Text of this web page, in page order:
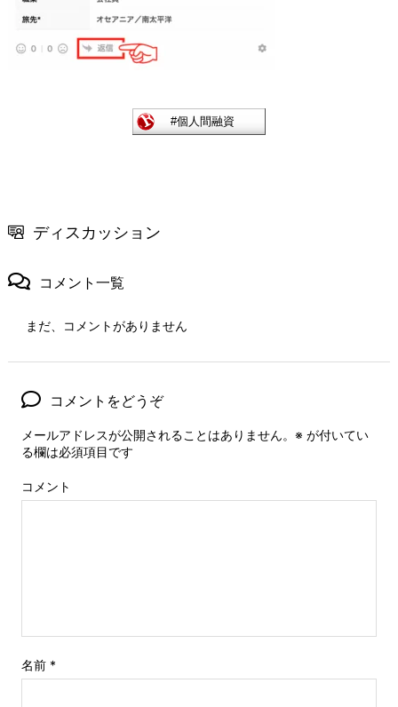
ディスカッション
コメント一覧
まだ、コメントがありません
コメントをどうぞ
メールアドレスが公開されることはありません。 ※ が付いてい
る欄は必須項目です
コメント
名前 *